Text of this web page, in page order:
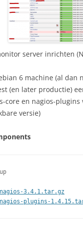
server inrichten
6 machine (al dan
(en later productie)
core en nagios-
versie)
3.4.1.tar.gz
plugins-